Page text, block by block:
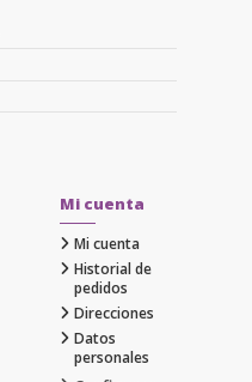
Mi cuenta
Mi cuenta
Historial de
pedidos
Direcciones
Datos
personales